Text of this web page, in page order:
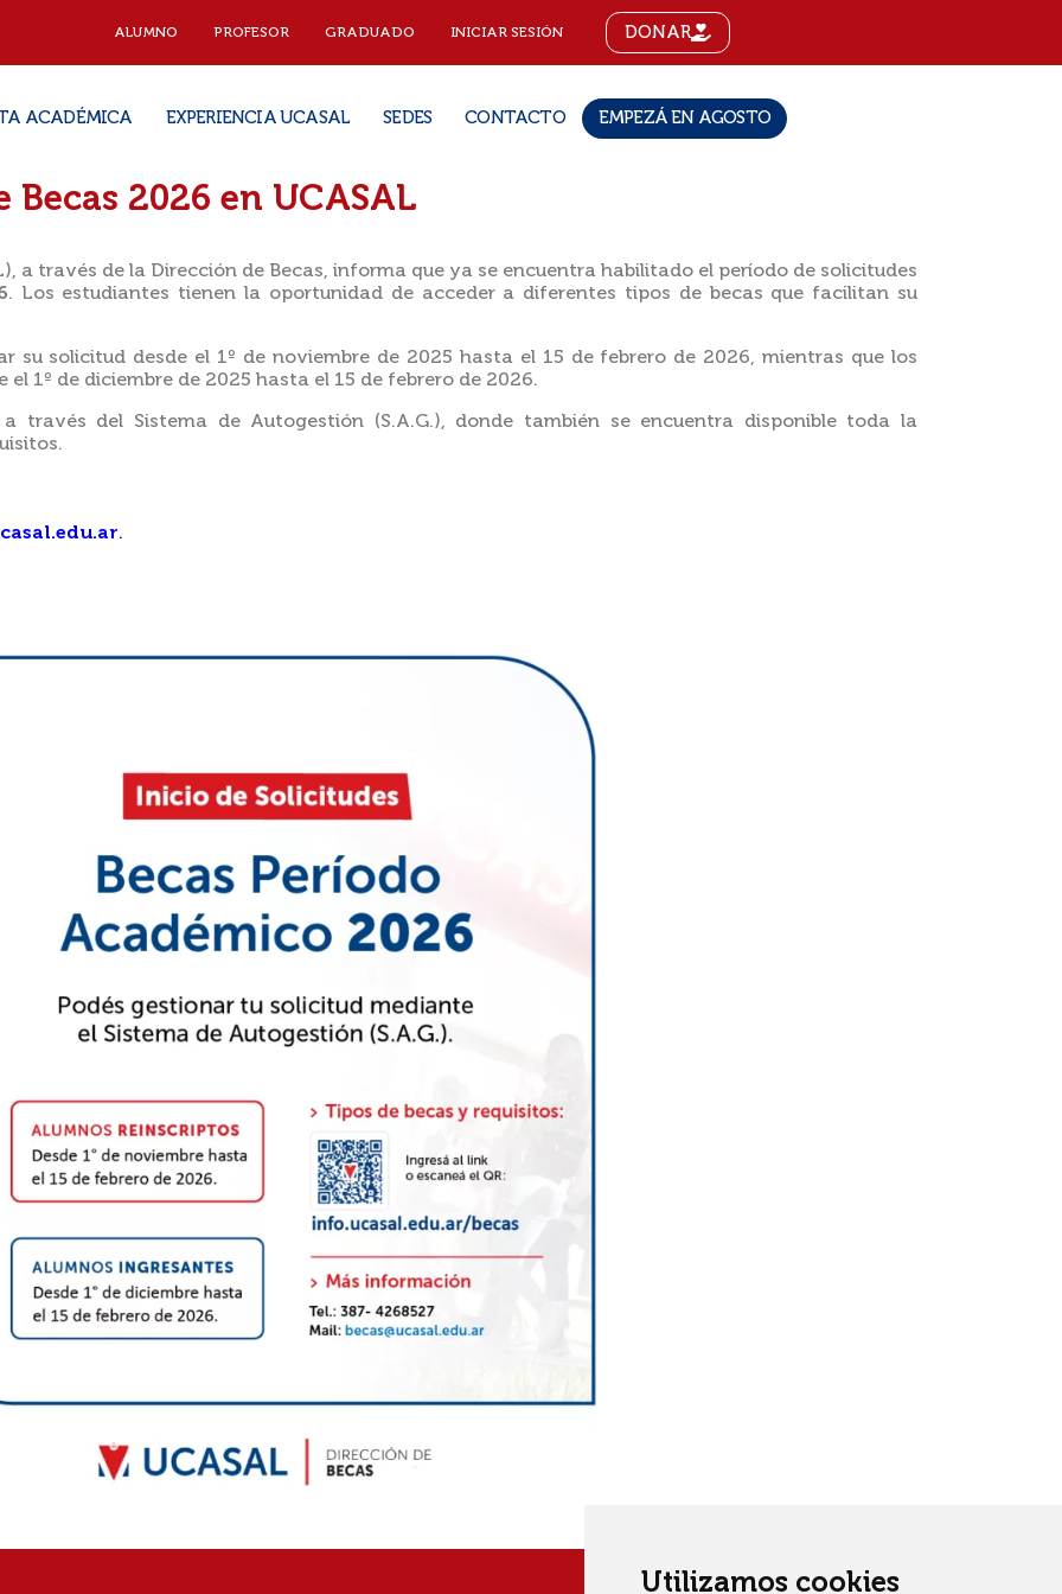
Utilizamos cookies
ALUMNO PROFESOR GRADUADO INICIAR SESIÓN DONAR
ACADÉMICA EXPERIENCIA UCASAL SEDES CONTACTO EMPEZÁ EN AGOSTO
2026 en UCASAL
a través de la Dirección de Becas, informa que ya se encuentra habilitado el período de solicitudes
. Los estudiantes tienen la oportunidad de acceder a diferentes tipos de becas que facilitan su
su solicitud desde el 1º de noviembre de 2025 hasta el 15 de febrero de 2026, mientras que los
1º de diciembre de 2025 hasta el 15 de febrero de 2026.
través del Sistema de Autogestión (S.A.G.), donde también se encuentra disponible toda la
.